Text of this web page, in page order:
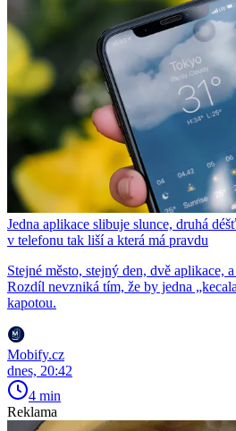
Jedna aplikace slibuje slunce, druhá
v telefonu tak liší a která má pravdu
Stejné město, stejný den, dvě aplikace,
Rozdíl nevzniká tím, že by jedna
kapotou.
Mobify.cz
dnes, 20:42
4 min
Reklama